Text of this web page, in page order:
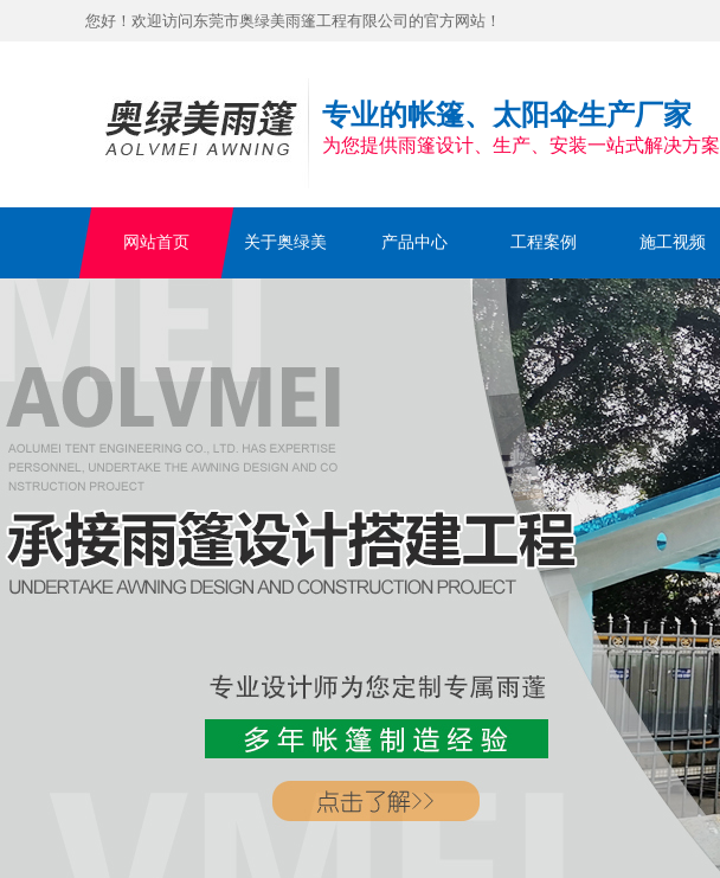
您好！欢迎访问东莞市奥绿美雨篷工程有限公司的官方网站！
专业的帐篷、太阳伞生产厂家
为您提供雨篷设计、生产、安装一站式解决方案
网站首页 关于奥绿美 产品中心 工程案例 施工视频